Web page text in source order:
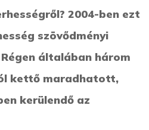
2004-ben ezt
szövődményi
általában három
kettő maradhatott,
kerülendő az